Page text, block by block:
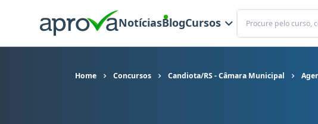
NotíciasBlogCursos
Buscar
Home Concursos Candiota/RS - Câmara Municipal